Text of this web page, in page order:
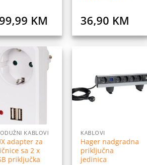
KM 36,90 KM
KABLOVI
adapter za
sa 2 x
priključka
Dodaj
na
listu
KABLOVI
Hager nadgradna
priključna
jedinica